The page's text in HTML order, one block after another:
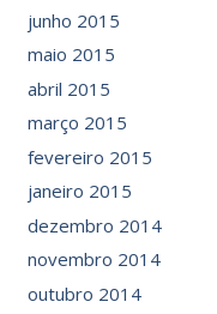
junho 2015
maio 2015
abril 2015
março 2015
fevereiro 2015
janeiro 2015
dezembro 2014
novembro 2014
outubro 2014